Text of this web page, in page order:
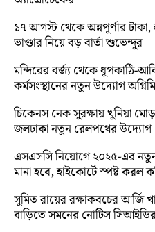
১৭ আগস্ট থেকে অন্নপূর্ণার টাকা,
ভাণ্ডার নিয়ে বড় বার্তা শুভেন্দুর
মন্দিরের বর্জ্য থেকে ধূপকাঠি-
কর্মসংস্থানের নতুন উদ্যোগ
চিকেনস নেক সুরক্ষায় খুনিয়া
জলঢাকা নতুন রেলপথের উদ্যোগ
এসএসসি নিয়োগে ২০২৫-এর
মানা হবে, হাইকোর্টে স্পষ্ট করল
সুমিত রায়ের রক্ষাকবচের আর্জি
বাড়িতে সমনের নোটিস